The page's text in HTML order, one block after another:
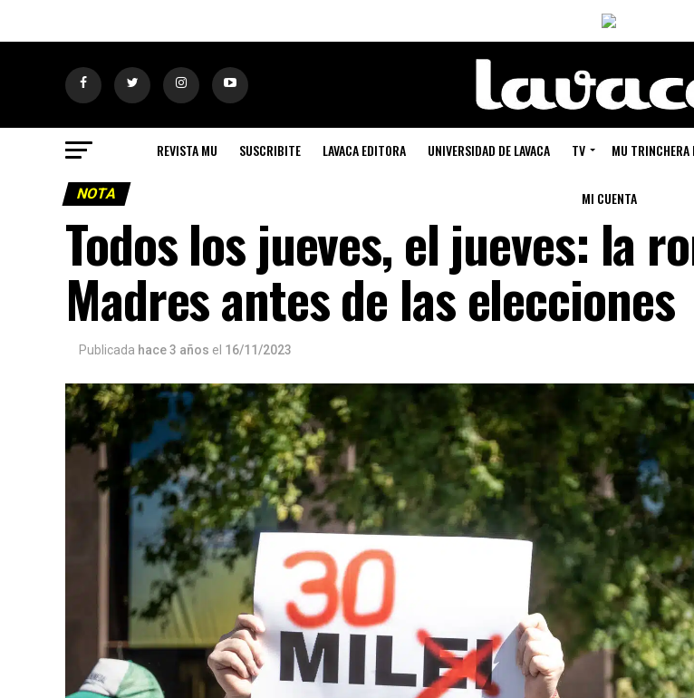
REVISTA MU SUSCRIBITE LAVACA EDITORA UNIVERSIDAD DE LAVACA TV MU TRINCHERA
MI CUENTA
NOTA
Todos los jueves, el jueves: la
Madres antes de las elecciones
Publicada hace 3 años el 16/11/2023